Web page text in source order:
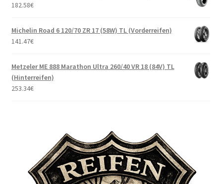
182.58€
Michelin Road 6 120/70 ZR 17 (58W) TL (Vorderreifen)
141.47€
Metzeler ME 888 Marathon Ultra 260/40 VR 18 (84V) TL
(Hinterreifen)
253.34€